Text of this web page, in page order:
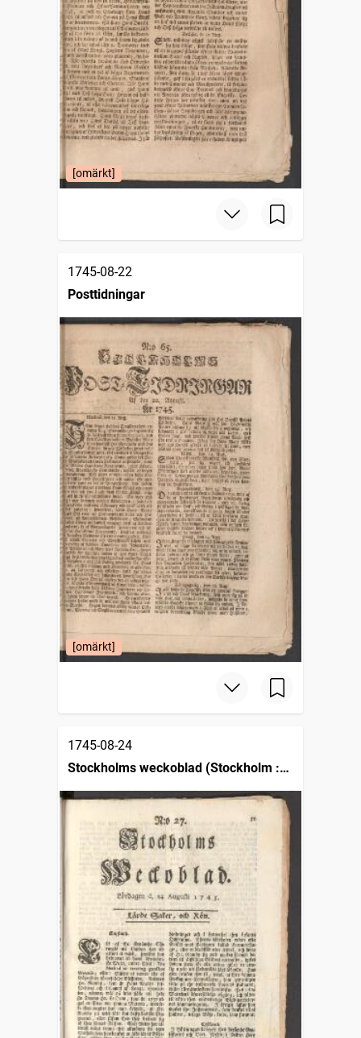
[omärkt]
1745-08-22
Posttidningar
[omärkt]
1745-08-24
Stockholms weckoblad (Stockholm :
1745)